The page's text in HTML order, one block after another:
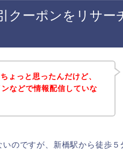
クーポンをリサー
ょっと思ったんだけど、
などで情報配信していな
のですが、新橋駅から徒歩５